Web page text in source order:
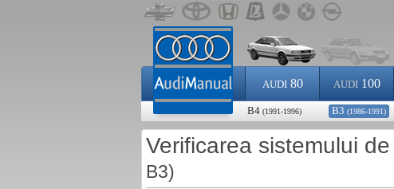
AUDI80 AUDI100
B4 (1991-1996) B3 (1986-1991)
Verificarea sistemului
B3)